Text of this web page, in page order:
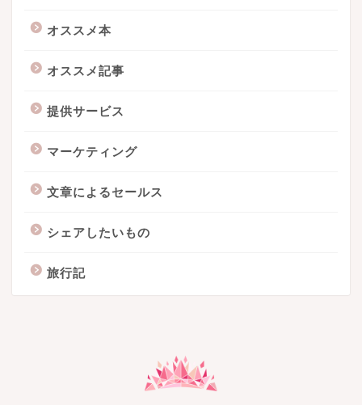
オススメ本
オススメ記事
提供サービス
マーケティング
文章によるセールス
シェアしたいもの
旅行記